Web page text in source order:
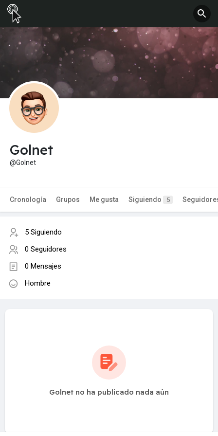
Golnet
@Golnet
Cronología Grupos Me gusta Siguiendo 5
5 Siguiendo
0 Seguidores
0 Mensajes
Hombre
Golnet no ha publicado nada aún